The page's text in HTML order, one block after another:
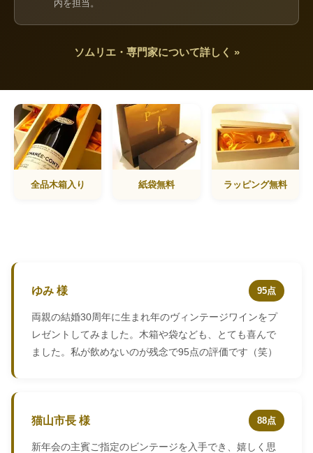
内を担当。
ソムリエ・専門家について詳しく »
全品木箱入り 紙袋無料 ラッピング無料
ゆみ 様 95点
両親の結婚30周年に生まれ年のヴィンテージワインをプ
レゼントしてみました。木箱や袋なども、とても喜んで
ました。私が飲めないのが残念で95点の評価です（笑）
猫山市長 様 88点
新年会の主賓ご指定のビンテージを入手でき、嬉しく思